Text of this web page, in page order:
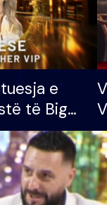
e
të Big
prej 100